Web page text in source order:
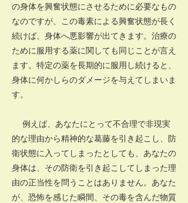
の身体を興奮状態にさせるために必要なもの
なのですが、この毒素による興奮状態が長く
続けば、身体へ悪影響が出てきます。治療の
ために服用する薬に関しても同じことが言え
ます。特定の薬を長期的に服用し続けると、
身体に何かしらのダメージを与えてしまいま
す。
例えば、あなたにとって不合理で非現実
的な理由から精神的な葛藤を引き起こし、防
衛状態に入ってしまったとしても、あなたの
身体は、その防衛を引き起こしてしまった理
由の正当性を問うことはありません。あなた
が、恐怖を感じた瞬間、その毒を含んだ物質